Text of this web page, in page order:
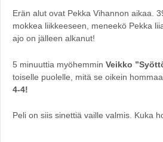
Erän alut ovat Pekka Vihannon aikaa.
mokkea liikkeeseen, meneekö Pekka
ajo on jälleen alkanut!
5 minuuttia myöhemmin Veikko
toiselle puolelle, mitä se oikein
4-4!
Peli on siis sinettiä vaille valmis. Kuka